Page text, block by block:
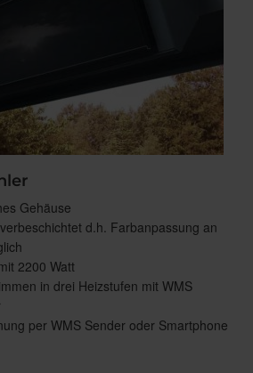
Gehäuse
d.h. Farbanpassung an
2200 Watt
in drei Heizstufen mit WMS
per WMS Sender oder Smartphone